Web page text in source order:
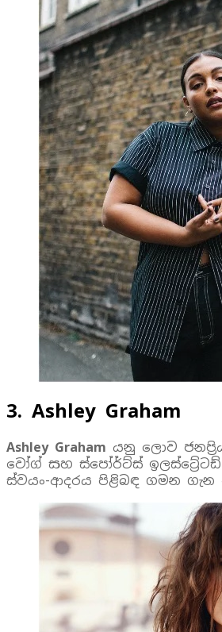
3. Ashley Graham
Ashley Graham යනු ලොව
වෝග් සහ ස්පෝර්ට්ස්
ස්වයං-ආදරය පිළිබඳ ගමන